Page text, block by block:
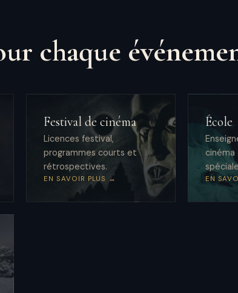
chaque
Festival de cinéma
Licences festival,
programmes courts et
rétrospectives.
EN SAVOIR PLUS →
École
EN